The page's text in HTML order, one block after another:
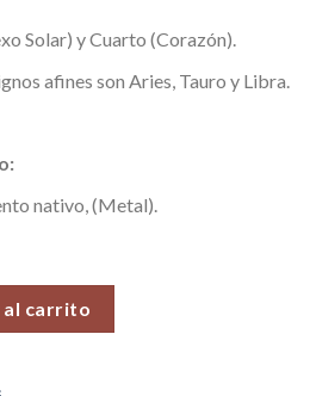
Solar) y Cuarto (Corazón).
afines son Aries, Tauro y Libra.
nativo, (Metal).
al carrito